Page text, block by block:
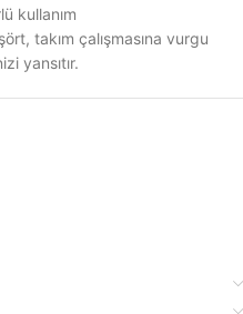
kullanım
takım çalışmasına vurgu
yansıtır.